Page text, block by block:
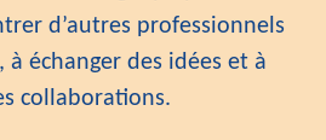
d’autres professionnels
échanger des idées et à
collaborations.